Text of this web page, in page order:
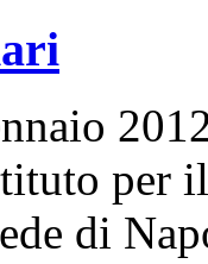
per
di